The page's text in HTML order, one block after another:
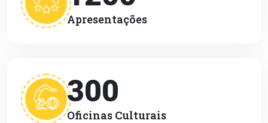
Apresentações
300
Oficinas Culturais